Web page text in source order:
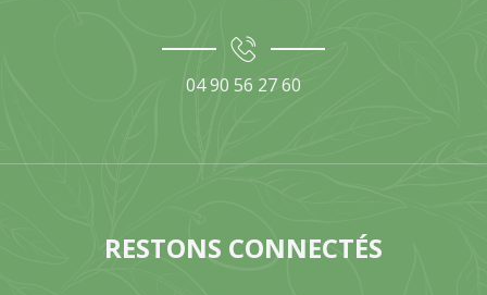
04 90 56 27 60
RESTONS CONNECTÉS